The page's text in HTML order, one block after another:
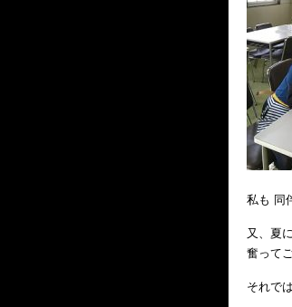
私も 同
又、夏
奮って
それで